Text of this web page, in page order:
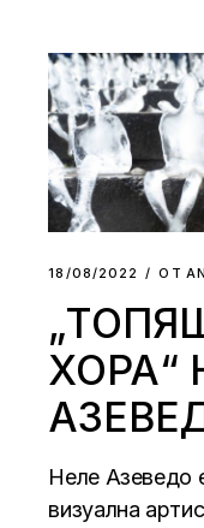
18/08/2022 ОТ
ХОРА“
Неле Азеведо
визуална